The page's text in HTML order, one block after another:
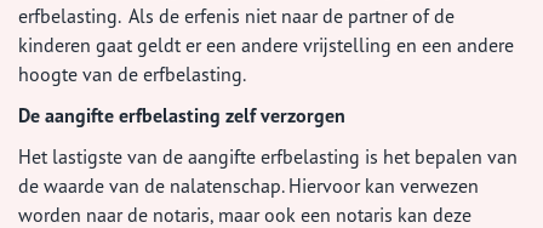
erfbelasting. Als de erfenis niet naar de partner of de
kinderen gaat geldt er een andere vrijstelling en een andere
hoogte van de erfbelasting.
De aangifte erfbelasting zelf verzorgen
Het lastigste van de aangifte erfbelasting is het bepalen van
de waarde van de nalatenschap. Hiervoor kan verwezen
worden naar de notaris, maar ook een notaris kan deze